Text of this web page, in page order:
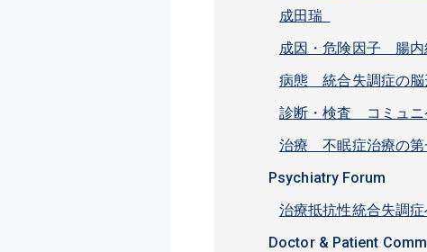
成田瑞
成因・危険因子 腸内
病態 統合失調症の脳
診断・検査 コミュニ
治療 不眠症治療の第
Psychiatry Forum
治療抵抗性統合失調
Doctor & Patient